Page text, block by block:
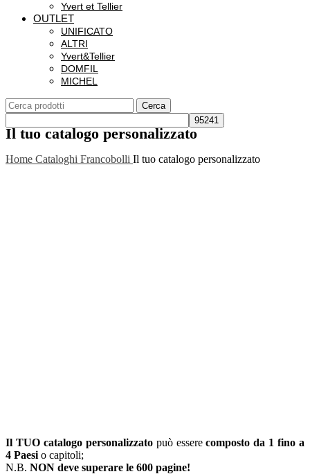
Yvert et Tellier
OUTLET
UNIFICATO
ALTRI
Yvert&Tellier
DOMFIL
MICHEL
Cerca
Il tuo catalogo personalizzato
Home Cataloghi Francobolli Il tuo catalogo personalizzato
Il TUO catalogo personalizzatopuò esserecomposto da 1 fino a
4 Paesi o capitoli;
N.B. NON deve superare le 600 pagine!